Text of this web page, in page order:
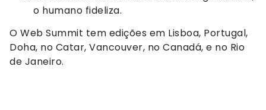
o humano fideliza.
O Web Summit tem edições em Lisboa, Portugal,
Doha, no Catar, Vancouver, no Canadá, e no Rio
de Janeiro.